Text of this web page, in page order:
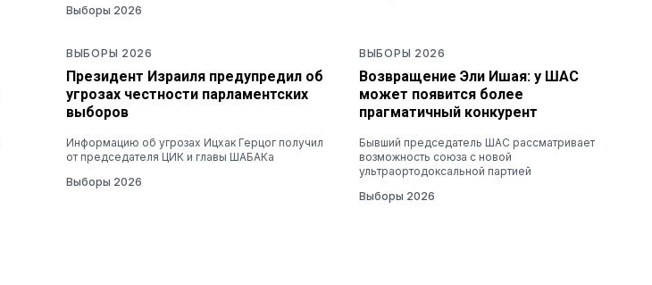
Выборы 2026
ВЫБОРЫ 2026
Президент Израиля предупредил об
угрозах честности парламентских
выборов
Информацию об угрозах Ицхак Герцог получил
от председателя ЦИК и главы ШАБАКа
Выборы 2026
ВЫБОРЫ 2026
Возвращение Эли Ишая: у ШАС
может появится более
прагматичный конкурент
Бывший председатель ШАС рассматривает
возможность союза с новой
ультраортодоксальной партией
Выборы 2026